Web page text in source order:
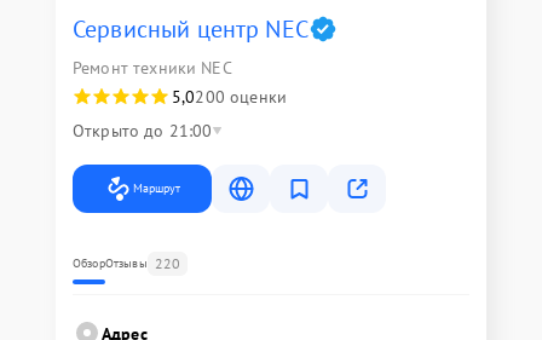
Сервисный центр NEC
Ремонт техники NEC
5,0200 оценки
Открыто до 21:00
Маршрут
ОбзорОтзывы 220
Адрес